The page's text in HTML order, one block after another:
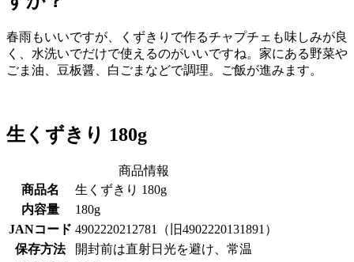
春雨もいいですが、くずきりで作るチャプチェも味しみが良
く、水洗いでだけで使えるのがいいですね。家にある野菜や
ごま油、豆板醤、白ごまなどで調理。ご飯が進みます。
生くずきり 180g
商品情報
商品名
生くずきり 180g
内容量
180g
JANコード 4902220212781（旧4902220131891）
保存方法
開封前は直射日光を避け、常温